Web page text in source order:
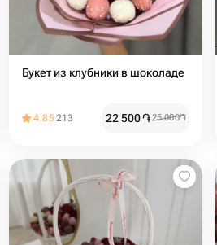
Букет из клубники в шоколаде
4.85213 22 500֏25 000֏